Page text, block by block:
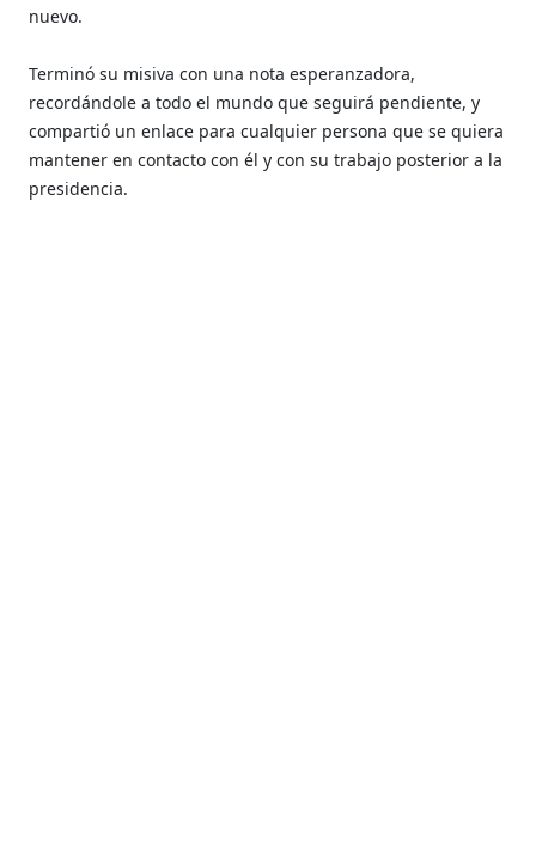
nuevo.
Terminó su misiva con una nota esperanzadora,
recordándole a todo el mundo que seguirá pendiente, y
compartió un enlace para cualquier persona que se quiera
mantener en contacto con él y con su trabajo posterior a la
presidencia.